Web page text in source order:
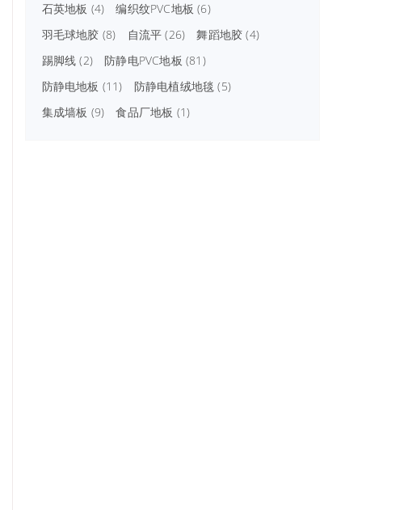
石英地板 (4) 编织纹PVC地板 (6)
羽毛球地胶 (8) 自流平 (26) 舞蹈地胶 (4)
踢脚线 (2) 防静电PVC地板 (81)
防静电地板 (11) 防静电植绒地毯 (5)
集成墙板 (9) 食品厂地板 (1)